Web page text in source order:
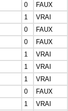
0
FAUX
1
VRAI
0
FAUX
0
FAUX
1
VRAI
1
VRAI
1
VRAI
0
FAUX
1
VRAI